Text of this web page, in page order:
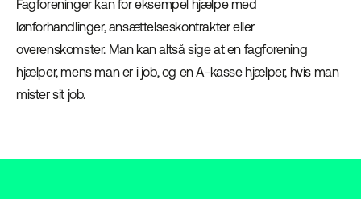
Fagforeninger kan for eksempel hjælpe med
lønforhandlinger, ansættelseskontrakter eller
overenskomster. Man kan altså sige at en fagforening
hjælper, mens man er i job, og en A-kasse hjælper, hvis man
mister sit job.